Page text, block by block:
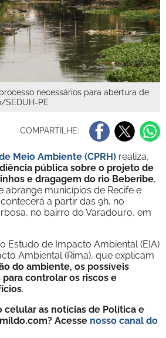
necessários para abertura de
SEDUH-PE
COMPARTILHE:
Meio Ambiente (CPRH) realiza,
pública sobre o projeto de
e dragagem do rio Beberibe,
abrange municípios de Recife e
a partir das 9h, no
no bairro do Varadouro, em
Estudo de Impacto Ambiental (EIA)
Ambiental (Rima), que explicam
do ambiente, os possíveis
controlar os riscos e
.
celular as notícias de Política e
Acesse nosso canal do